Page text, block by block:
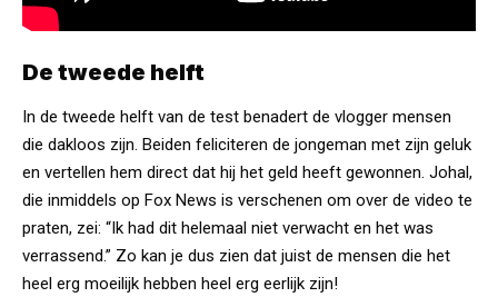
De tweede helft
In de tweede helft van de test benadert de vlogger mensen
die dakloos zijn. Beiden feliciteren de jongeman met zijn geluk
en vertellen hem direct dat hij het geld heeft gewonnen. Johal,
die inmiddels op Fox News is verschenen om over de video te
praten, zei: “Ik had dit helemaal niet verwacht en het was
verrassend.” Zo kan je dus zien dat juist de mensen die het
heel erg moeilijk hebben heel erg eerlijk zijn!